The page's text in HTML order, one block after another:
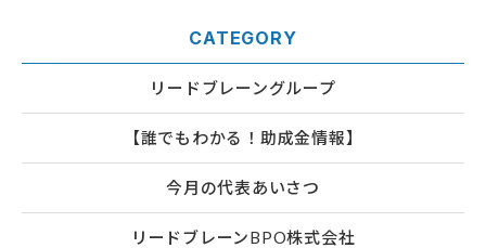
CATEGORY
リードブレーングループ
【誰でもわかる！助成金情報】
今月の代表あいさつ
リードブレーンBPO株式会社